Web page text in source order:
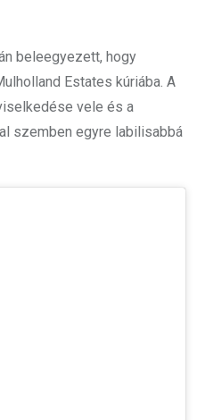
beleegyezett, hogy
Estates kúriába. A
vele és a
szemben egyre labilisabbá